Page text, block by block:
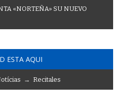
TA «NORTEÑA» SU NUEVO
ESTA AQUI
→ Recitales